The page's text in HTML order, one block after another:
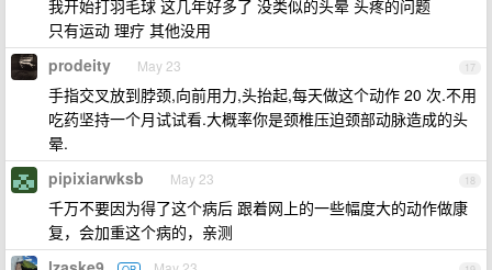
我开始打羽毛球 这几年好多了 没类似的头晕 头疼的问题
只有运动 理疗 其他没用
17
prodeity May 23
手指交叉放到脖颈,向前用力,头抬起,每天做这个动作 20 次.不用
吃药坚持一个月试试看.大概率你是颈椎压迫颈部动脉造成的头
晕.
18
pipixiarwksb May 23
千万不要因为得了这个病后 跟着网上的一些幅度大的动作做康
复，会加重这个病的，亲测